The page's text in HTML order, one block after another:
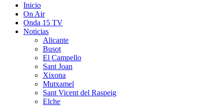
Inicio
On Air
Onda 15 TV
Noticias
Alicante
Busot
El Campello
Sant Joan
Xixona
Mutxamel
Sant Vicent del Raspeig
Elche